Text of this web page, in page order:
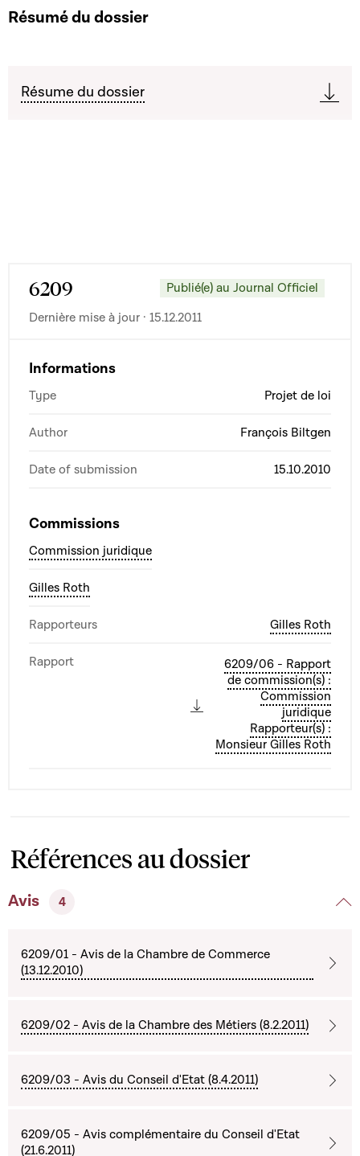
Résumé du dossier
Résume du dossier
6209
Publié(e) au Journal Officiel
Dernière mise à jour · 15.12.2011
Informations
Type Projet de loi
Author François Biltgen
Date of submission 15.10.2010
Commissions
Commission juridique
Gilles Roth
Rapporteurs Gilles Roth
Rapport
6209/06 - Rapport
de commission(s) :
Commission
juridique
Rapporteur(s) :
Monsieur Gilles Roth
Références au dossier
Avis 4
6209/01 - Avis de la Chambre de Commerce
(13.12.2010)
6209/02 - Avis de la Chambre des Métiers (8.2.2011)
6209/03 - Avis du Conseil d'Etat (8.4.2011)
6209/05 - Avis complémentaire du Conseil d'Etat
(21.6.2011)